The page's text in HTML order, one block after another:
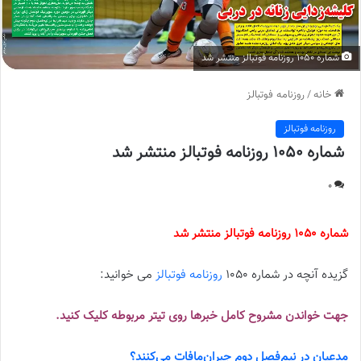
شماره 1050 روزنامه فوتبالز منتشر شد
خانه/روزنامه فوتبالز
روزنامه فوتبالز
شماره 1050 روزنامه فوتبالز منتشر شد
0
شماره 1050 روزنامه فوتبالز منتشر شد
گزیده آنچه در شماره 1050 روزنامه فوتبالز می خوانید:
جهت خواندن مشروح کامل خبرها روی تیتر مربوطه کلیک کنید.